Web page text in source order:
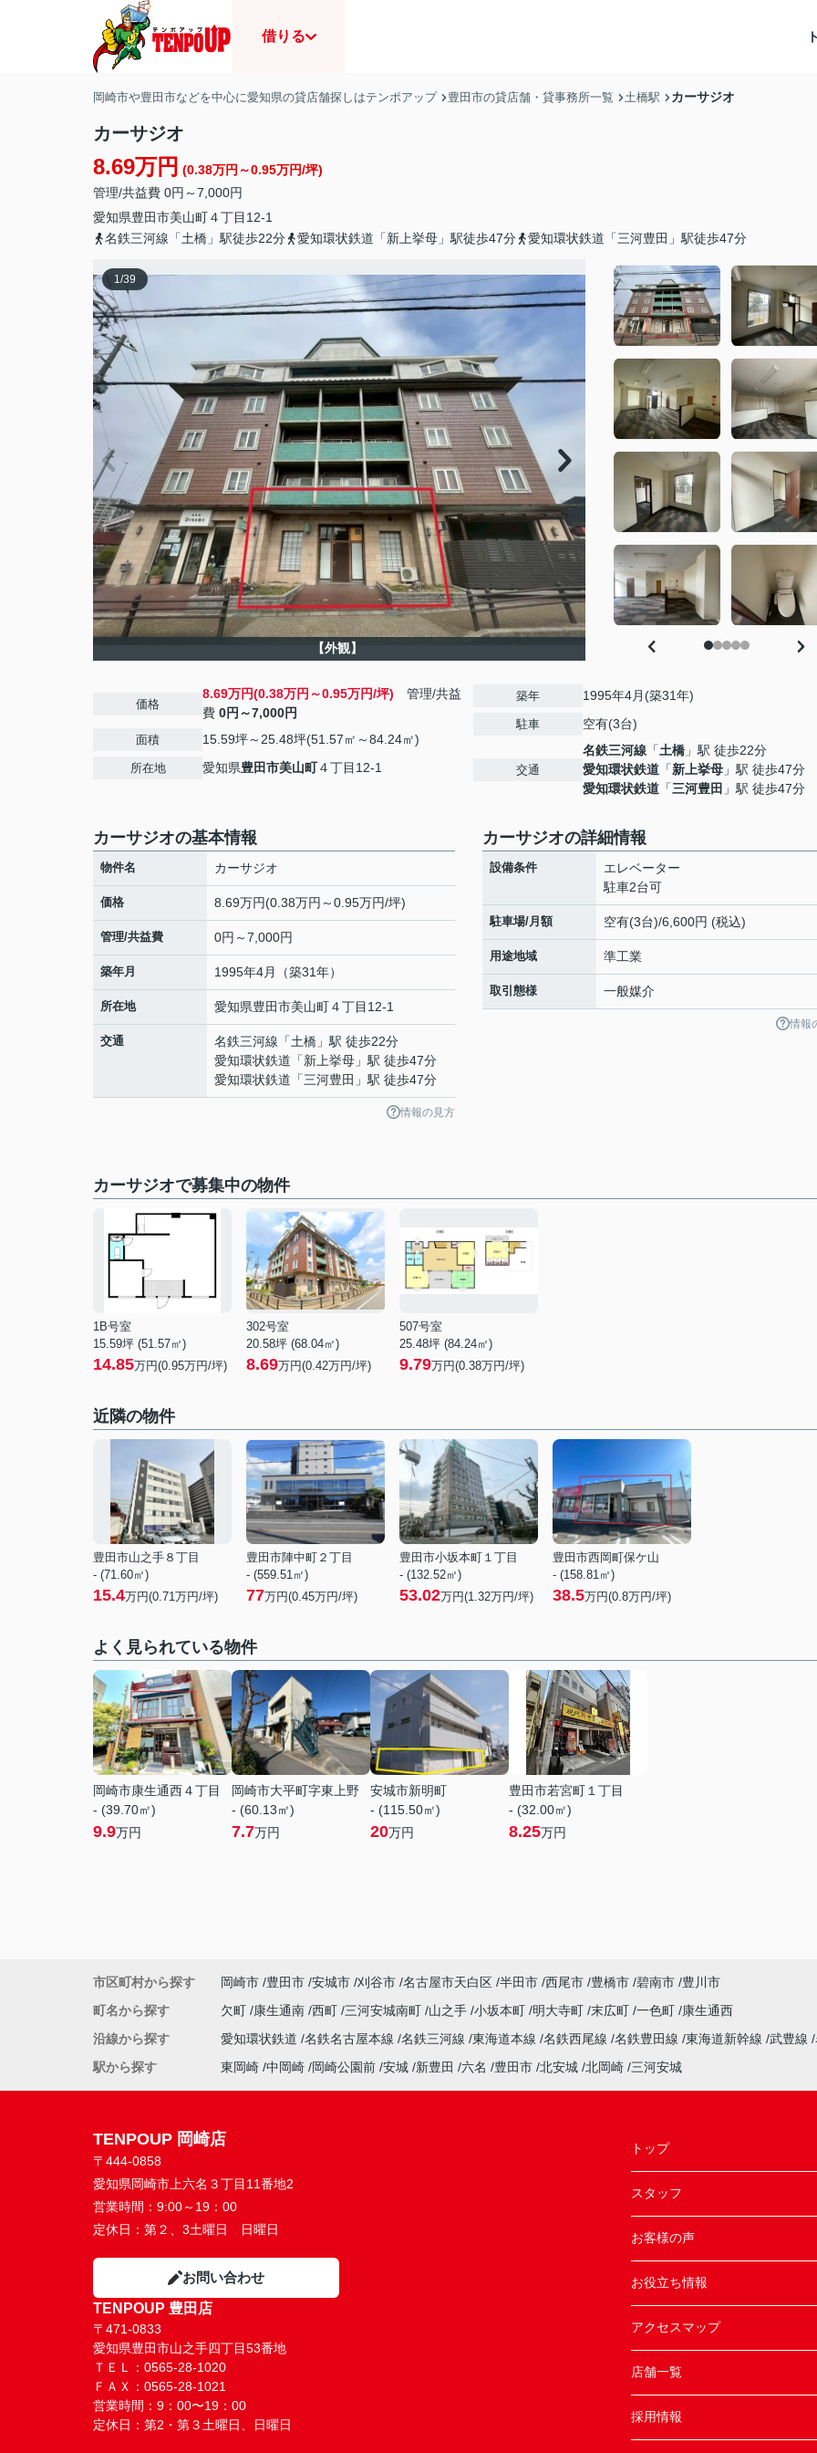
借りる
岡崎市や豊田市などを中心に愛知県の貸店舗探しはテンポアップ 豊田市の貸店舗・貸事務所一覧 土橋駅 カーサジオ
カーサジオ
8.69万円 (0.38万円～0.95万円/坪)
管理/共益費 0円～7,000円
愛知県豊田市美山町４丁目12-1
名鉄三河線「土橋」駅徒歩22分
愛知環状鉄道「新上挙母」駅徒歩47分 愛知環状鉄道「三河豊田」駅徒歩47分
1/39
【外観】
価格
8.69万円(0.38万円～0.95万円/坪) 管理/共益
費 0円～7,000円
面積 15.59坪～25.48坪(51.57㎡～84.24㎡)
所在地 愛知県豊田市美山町４丁目12-1
築年 1995年4月(築31年)
駐車 空有(3台)
交通
名鉄三河線 「土橋 」駅 徒歩22分
愛知環状鉄道 「新上挙母 」駅 徒歩47分
愛知環状鉄道 「三河豊田 」駅 徒歩47分
カーサジオの基本情報
物件名 カーサジオ
価格 8.69万円(0.38万円～0.95万円/坪)
管理/共益費 0円～7,000円
築年月 1995年4月（築31年）
所在地 愛知県豊田市美山町４丁目12-1
交通 名鉄三河線 「土橋 」駅 徒歩22分
愛知環状鉄道 「新上挙母 」駅 徒歩47分
愛知環状鉄道 「三河豊田 」駅 徒歩47分
情報の見方
カーサジオの詳細情報
設備条件
エレベーター
駐車2台可
駐車場/月額 空有(3台)/6,600円 (税込)
用途地域 準工業
取引態様 一般媒介
情報
カーサジオで募集中の物件
1B号室
15.59坪 (51.57㎡)
14.85万円(0.95万円/坪)
302号室
20.58坪 (68.04㎡)
8.69万円(0.42万円/坪)
507号室
25.48坪 (84.24㎡)
9.79万円(0.38万円/坪)
近隣の物件
豊田市山之手８丁目
- (71.60㎡)
15.4万円(0.71万円/坪)
豊田市陣中町２丁目
- (559.51㎡)
77万円(0.45万円/坪)
豊田市小坂本町１丁目
- (132.52㎡)
53.02万円(1.32万円/坪)
豊田市西岡町保ケ山
- (158.81㎡)
38.5万円(0.8万円/坪)
よく見られている物件
岡崎市康生通西４丁目
- (39.70㎡)
9.9万円
岡崎市大平町字東上野
- (60.13㎡)
7.7万円
安城市新明町
- (115.50㎡)
20万円
豊田市若宮町１丁目
- (32.00㎡)
8.25万円
市区町村から探す 岡崎市 豊田市 安城市 刈谷市 名古屋市天白区 半田市 西尾市 豊橋市 碧南市 豊川市
町名から探す
欠町 康生通南 西町 三河安城南町 山之手 小坂本町 明大寺町 末広町 一色町
康生通西
沿線から探す
愛知環状鉄道 名鉄名古屋本線 名鉄三河線 東海道本線 名鉄西尾線 名鉄豊田線 東海道新幹線 武豊線
駅から探す
東岡崎 中岡崎 岡崎公園前 安城 新豊田 六名 豊田市 北安城 北岡崎 三河安城
TENPOUP 岡崎店
〒444-0858
愛知県岡崎市上六名３丁目11番地2
営業時間： 9:00～19：00
定休日： 第２、3土曜日 日曜日
お問い合わせ
TENPOUP 豊田店
〒471-0833
愛知県豊田市山之手四丁目53番地
ＴＥＬ：0565-28-1020
ＦＡＸ：0565-28-1021
営業時間：9：00〜19：00
定休日：第2・第３土曜日、日曜日
トップ
スタッフ
お客様の声
お役立ち情報
アクセスマップ
店舗一覧
採用情報